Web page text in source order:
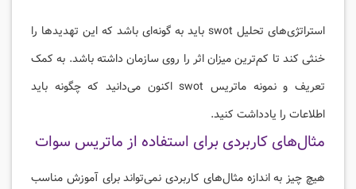
استراتژی‌های تحلیل swot باید به گونه‌ای باشد که این تهدیدها را
خنثی کند تا کم‌ترین میزان اثر را روی سازمان داشته باشد. به کمک
تعریف و نمونه ماتریس swot اکنون می‌دانید که چگونه باید
اطلاعات را یادداشت کنید.
مثال‌‌های کاربردی برای استفاده از ماتریس سوات
هیچ چیز به اندازه مثال‌های کاربردی نمی‌تواند برای آموزش مناسب